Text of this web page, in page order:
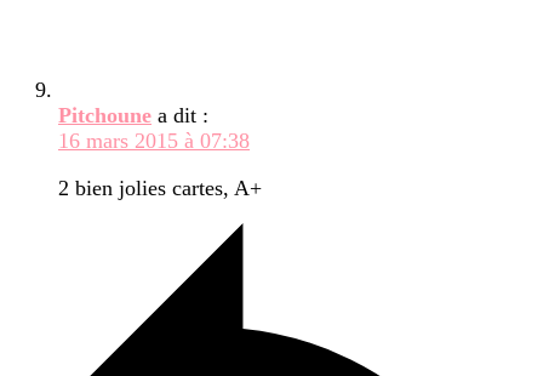
Pitchoune a dit :
16 mars 2015 à 07:38
2 bien jolies cartes, A+